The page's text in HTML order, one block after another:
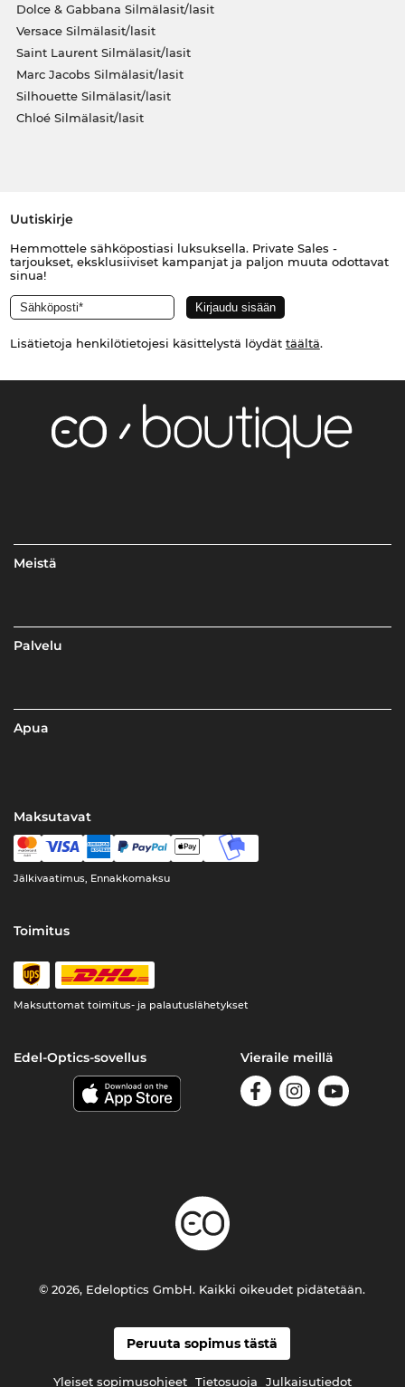
Dolce & Gabbana Silmälasit/lasit
Versace Silmälasit/lasit
Saint Laurent Silmälasit/lasit
Marc Jacobs Silmälasit/lasit
Silhouette Silmälasit/lasit
Chloé Silmälasit/lasit
Uutiskirje
Hemmottele sähköpostiasi luksuksella. Private Sales -
tarjoukset, eksklusiiviset kampanjat ja paljon muuta odottavat
sinua!
Lisätietoja henkilötietojesi käsittelystä löydät täältä.
Meistä
Palvelu
Apua
Maksutavat
Jälkivaatimus, Ennakkomaksu
Toimitus
Maksuttomat toimitus- ja palautuslähetykset
Edel-Optics-sovellus Vieraile meillä
Peruuta sopimus tästä
Yleiset sopimusohjeet Tietosuoja Julkaisutiedot
© 2026, Edeloptics GmbH. Kaikki oikeudet pidätetään.